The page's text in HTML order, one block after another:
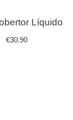
Líquido
€30,90